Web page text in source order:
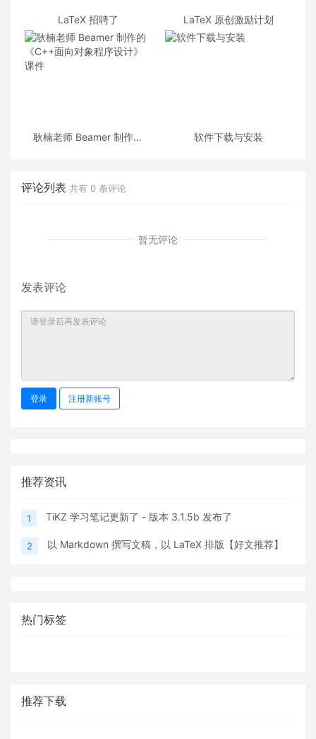
LaTeX 招聘了 LaTeX 原创激励计划
耿楠老师 Beamer 制作的
软件下载与安装
评论列表 共有 0 条评论
暂无评论
发表评论
登录 注册新账号
推荐资讯
1 TiKZ 学习笔记更新了 - 版本 3.1.5b 发布了
2 以 Markdown 撰写文稿，以 LaTeX 排版【好文推荐】
热门标签
推荐下载